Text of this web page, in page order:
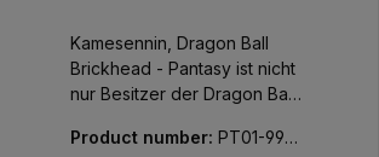
Kamesennin, Dragon Ball
Brickhead - Pantasy ist nicht
nur Besitzer der Dragon Ball-
sehr gute Sets aus
Product number: PT01-9911